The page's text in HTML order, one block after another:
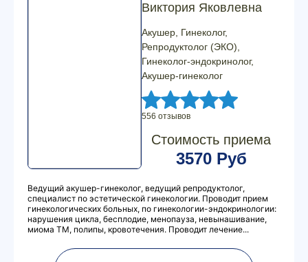
Виктория Яковлевна
Акушер, Гинеколог,
Репродуктолог (ЭКО),
Гинеколог-эндокринолог,
Акушер-гинеколог
556 отзывов
Стоимость приема
3570 Руб
Ведущий акушер-гинеколог, ведущий репродуктолог,
специалист по эстетической гинекологии. Проводит прием
гинекологических больных, по гинекологии-эндокринологии:
нарушения цикла, бесплодие, менопауза, невынашивание,
миома ТМ, полипы, кровотечения. Проводит лечение...